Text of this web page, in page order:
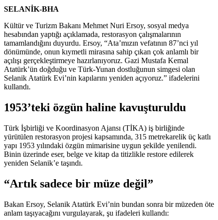
SELANİK-BHA
Kültür ve Turizm Bakanı Mehmet Nuri Ersoy, sosyal medya
hesabından yaptığı açıklamada, restorasyon çalışmalarının
tamamlandığını duyurdu. Ersoy, “Ata’mızın vefatının 87’nci yıl
dönümünde, onun kıymetli mirasına sahip çıkan çok anlamlı bir
açılışı gerçekleştirmeye hazırlanıyoruz. Gazi Mustafa Kemal
Atatürk’ün doğduğu ve Türk-Yunan dostluğunun simgesi olan
Selanik Atatürk Evi’nin kapılarını yeniden açıyoruz.” ifadelerini
kullandı.
1953’teki özgün haline kavuşturuldu
Türk İşbirliği ve Koordinasyon Ajansı (TİKA) iş birliğinde
yürütülen restorasyon projesi kapsamında, 315 metrekarelik üç katlı
yapı 1953 yılındaki özgün mimarisine uygun şekilde yenilendi.
Binin üzerinde eser, belge ve kitap da titizlikle restore edilerek
yeniden Selanik’e taşındı.
“Artık sadece bir müze değil”
Bakan Ersoy, Selanik Atatürk Evi’nin bundan sonra bir müzeden öte
anlam taşıyacağını vurgulayarak, şu ifadeleri kullandı: